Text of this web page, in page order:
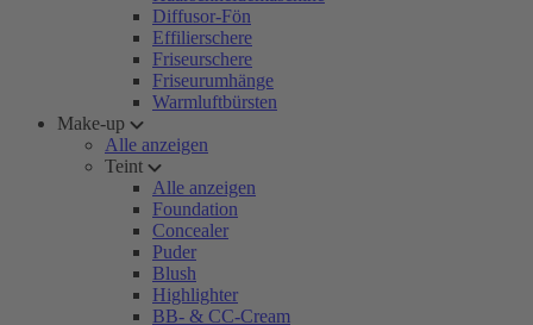
Diffusor-Fön
Effilierschere
Friseurschere
Friseurumhänge
Warmluftbürsten
Make-up
Alle anzeigen
Teint
Alle anzeigen
Foundation
Concealer
Puder
Blush
Highlighter
BB- & CC-Cream